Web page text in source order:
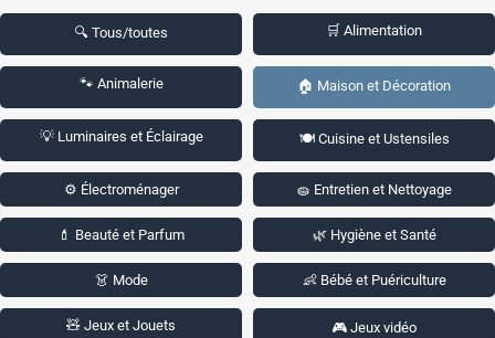
🔍 Tous/toutes 🛒 Alimentation
🐾 Animalerie 🏠 Maison et Décoration
💡 Luminaires et Éclairage 🍽️ Cuisine et Ustensiles
⚙️ Électroménager 🧽 Entretien et Nettoyage
💄 Beauté et Parfum 🌿 Hygiène et Santé
👗 Mode 👶 Bébé et Puériculture
🧸 Jeux et Jouets 🎮 Jeux vidéo